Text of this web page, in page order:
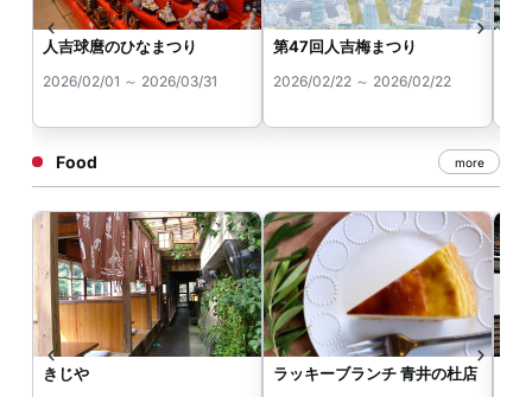
人吉球麿のひなまつり
2026/02/01 ～ 2026/03/31
第47回人吉梅まつり
2026/02/22 ～ 2026/02/22
Food more
きじや ラッキーブランチ 青井の杜店